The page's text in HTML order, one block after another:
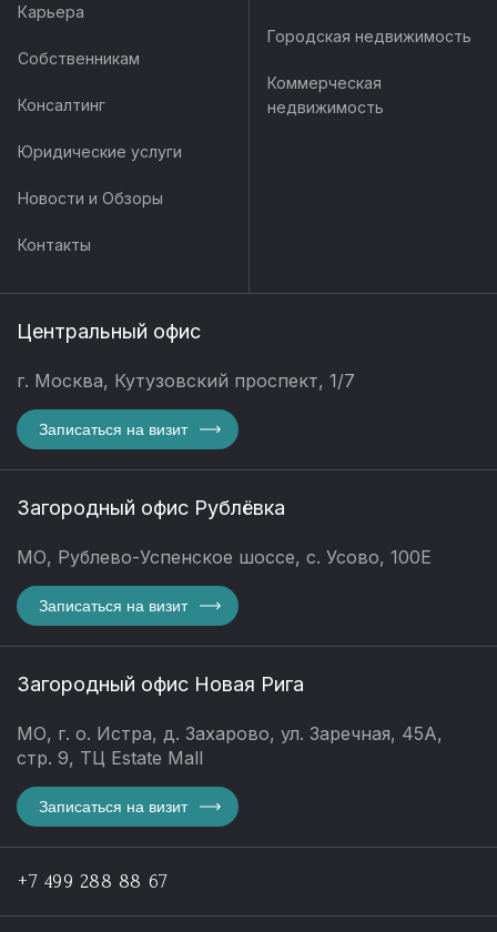
Карьера
Собственникам
Консалтинг
Юридические услуги
Новости и Обзоры
Контакты
Городская недвижимость
Коммерческая
недвижимость
Центральный офис
г. Москва, Кутузовский проспект, 1/7
Записаться на визит
Загородный офис Рублёвка
МО, Рублево-Успенское шоссе, с. Усово, 100Е
Записаться на визит
Загородный офис Новая Рига
МО, г. о. Истра, д. Захарово, ул. Заречная, 45А,
стр. 9, ТЦ Estate Mall
Записаться на визит
+7 499 288 88 67